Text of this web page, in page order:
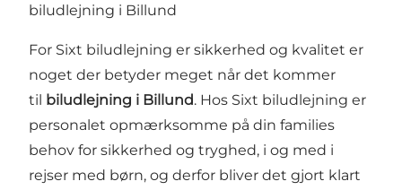
biludlejning i Billund
For Sixt biludlejning er sikkerhed og kvalitet er
noget der betyder meget når det kommer
til biludlejning i Billund. Hos Sixt biludlejning er
personalet opmærksomme på din families
behov for sikkerhed og tryghed, i og med i
rejser med børn, og derfor bliver det gjort klart